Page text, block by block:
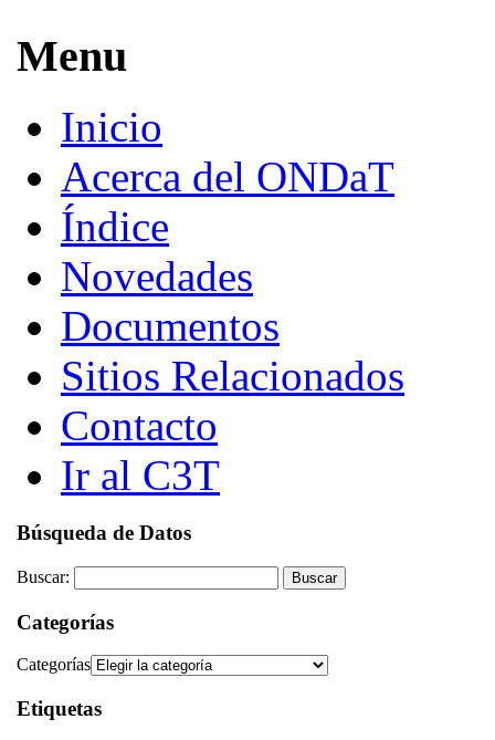
Menu
Inicio
Acerca del ONDaT
Índice
Novedades
Documentos
Sitios Relacionados
Contacto
Ir al C3T
Búsqueda de Datos
Buscar:
Categorías
Categorías
Etiquetas